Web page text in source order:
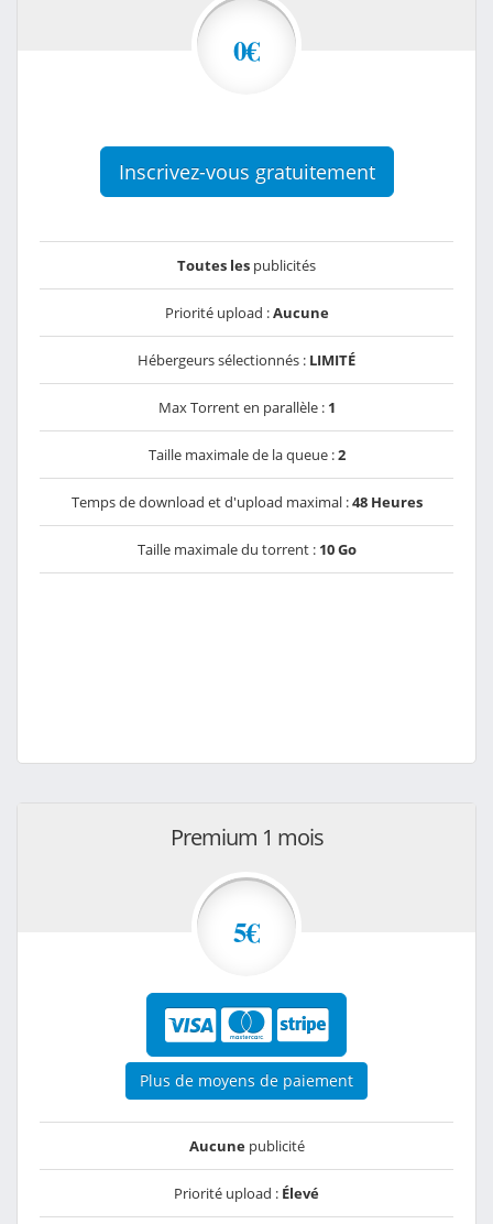
0€
Inscrivez-vous gratuitement
Toutes les publicités
Priorité upload :Aucune
Hébergeurs sélectionnés : LIMITÉ
Max Torrent en parallèle : 1
Taille maximale de la queue :2
Temps de download et d'upload maximal :48 Heures
Taille maximale du torrent : 10 Go
Premium 1 mois
5€
Plus de moyens de paiement
Aucunepublicité
Priorité upload : Élevé